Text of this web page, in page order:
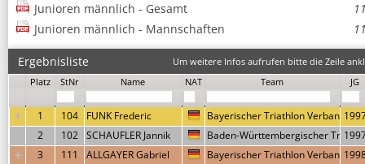
Junioren männlich - Gesamt
Junioren männlich - Mannschaften
Ergebnisliste
Um weitere Infos aufrufen bitte die Zeile
Platz
StNr Name NAT Team JG
1 104 FUNK Frederic Bayerischer Triathlon Verband
2
102 SCHAUFLER Jannik Baden-Württembergischer
3
111 ALLGAYER Gabriel Bayerischer Triathlon Verband